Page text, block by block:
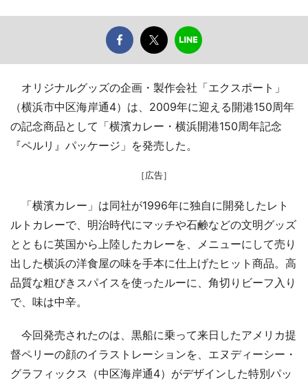
オリジナルグッズの企画・製作会社「エクスポート」
（横浜市中区海岸通4）は、2009年に迎える開港150周年
の記念商品として「横濱カレー・横浜開港150周年記念
『ペルリ』パッケージ」を発売した。
［広告］
「横濱カレー」は同社が1996年に独自に開発したレト
ルトカレーで、明治時代にマッチや石鹸などの文明グッズ
とともに英国から上陸したカレーを、メニューにして売り
出した横浜の洋食屋の味を手本に仕上げたヒット商品。高
品質な粗びきスパイスを使ったルーに、角切りビーフ入り
で、味は中辛。
今回発売されたのは、黒船に乗って来日したアメリカ提
督ペリーの顔のイラストレーションを、エヌディーシー・
グラフィックス（中区海岸通4）がデザインした特別パッ